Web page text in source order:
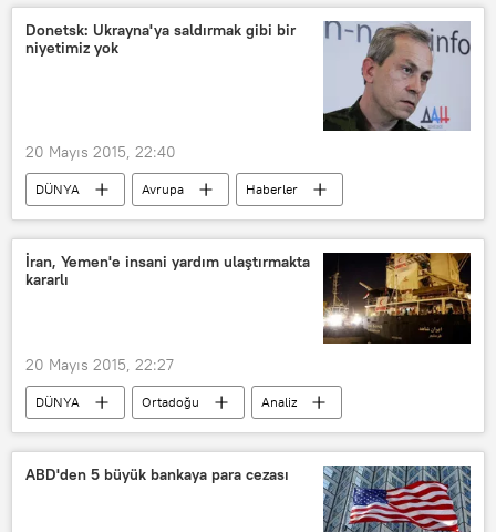
Donetsk: Ukrayna'ya saldırmak gibi bir
niyetimiz yok
20 Mayıs 2015, 22:40
DÜNYA Avrupa
Haberler
Şubat 2015: Ukrayna’daki durum
Donetsk Halk Cumhuriyeti
Ukrayna
Eduard Basurin
İran, Yemen'e insani yardım ulaştırmakta
kararlı
20 Mayıs 2015, 22:27
DÜNYA Ortadoğu
Analiz
Haberler
ABD
İran
Yemen
BM
ABD'den 5 büyük bankaya para cezası